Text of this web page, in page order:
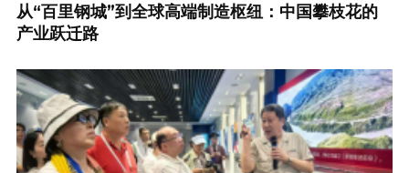
从“百里钢城”到全球高端制造枢纽：中国攀枝花的
产业跃迁路